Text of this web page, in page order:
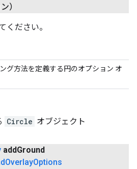
）
ください。
グ方法を定義する円のオプション オ
Circle オブジェクト
addGround
OverlayOptions